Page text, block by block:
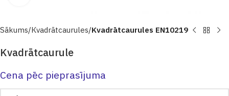
Sākums Кvadrātcaurules Kvadrātcaurules EN10219
Kvadrātcaurule
Cena pēc pieprasījuma